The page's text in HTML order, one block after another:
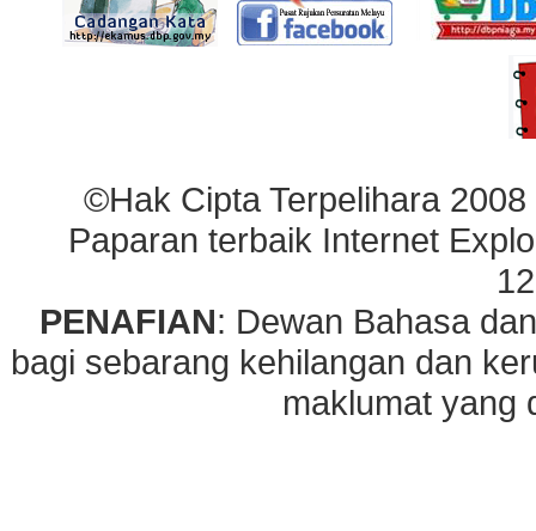
©Hak Cipta Terpelihara
Paparan terbaik Internet
PENAFIAN: Dewan Bahasa
bagi sebarang kehilangan dan
maklumat yang